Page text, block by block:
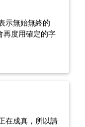
示無始無終的
再度用確定的字
在成真，所以請